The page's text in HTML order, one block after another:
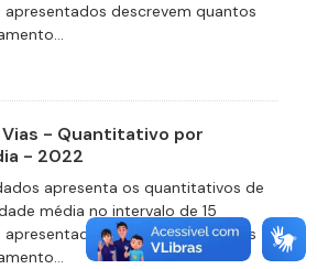
descrevem quantos
- Quantitativo por
- 2022
apresenta os quantitativos de
média no intervalo de 15
descrevem quantos